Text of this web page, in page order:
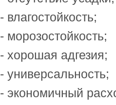
- влагостойкость;
- морозостойкость;
- хорошая адгезия;
- универсальность;
- экономичный